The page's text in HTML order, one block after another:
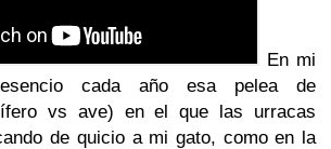
En mi
cada año esa pelea de
vs ave) en el que las urracas
de quicio a mi gato, como en la